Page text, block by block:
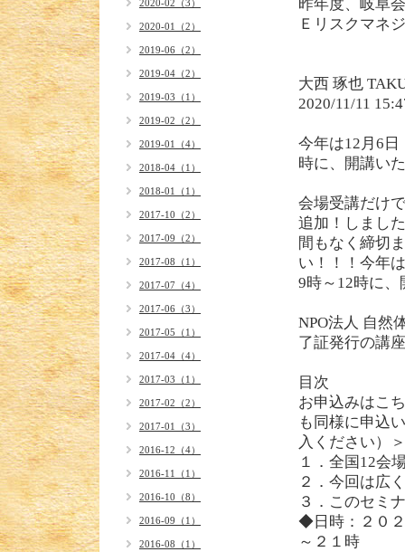
昨年度、岐阜
Ｅリスクマネ
大西 琢也
2020/11/11
今年は12月6日
時に、開講い
会場受講だけ
追加！しまし
間もなく締切
い！！！今年
9時～12時に
NPO法人 自然
了証発行の講
目次
お申込みはこ
も同様に申込
入ください）
１．全国12会
２．今回は広
３．このセミ
◆日時：２０
～２１時
2020-02（3）
2020-01（2）
2019-06（2）
2019-04（2）
2019-03（1）
2019-02（2）
2019-01（4）
2018-04（1）
2018-01（1）
2017-10（2）
2017-09（2）
2017-08（1）
2017-07（4）
2017-06（3）
2017-05（1）
2017-04（4）
2017-03（1）
2017-02（2）
2017-01（3）
2016-12（4）
2016-11（1）
2016-10（8）
2016-09（1）
2016-08（1）